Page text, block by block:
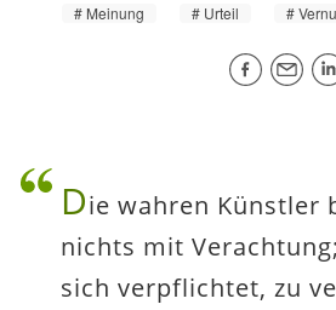
Meinung Urteil
Die wahren Künstler
nichts mit
sich verpflichtet, zu